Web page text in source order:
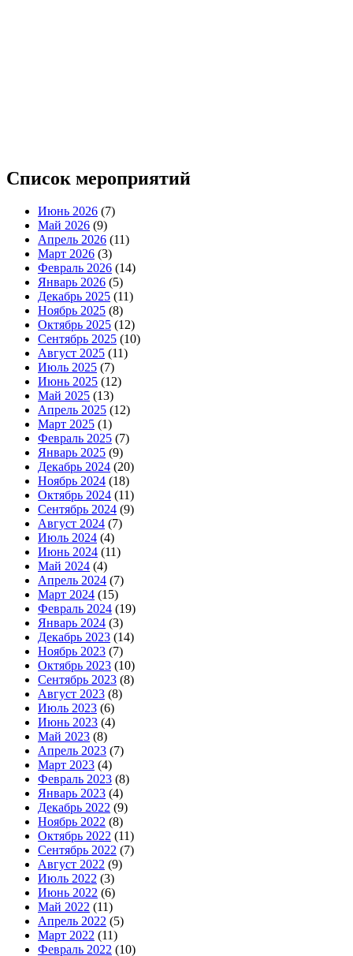
Список мероприятий
Июнь 2026 (7)
Май 2026 (9)
Апрель 2026 (11)
Март 2026 (3)
Февраль 2026 (14)
Январь 2026 (5)
Декабрь 2025 (11)
Ноябрь 2025 (8)
Октябрь 2025 (12)
Сентябрь 2025 (10)
Август 2025 (11)
Июль 2025 (7)
Июнь 2025 (12)
Май 2025 (13)
Апрель 2025 (12)
Март 2025 (1)
Февраль 2025 (7)
Январь 2025 (9)
Декабрь 2024 (20)
Ноябрь 2024 (18)
Октябрь 2024 (11)
Сентябрь 2024 (9)
Август 2024 (7)
Июль 2024 (4)
Июнь 2024 (11)
Май 2024 (4)
Апрель 2024 (7)
Март 2024 (15)
Февраль 2024 (19)
Январь 2024 (3)
Декабрь 2023 (14)
Ноябрь 2023 (7)
Октябрь 2023 (10)
Сентябрь 2023 (8)
Август 2023 (8)
Июль 2023 (6)
Июнь 2023 (4)
Май 2023 (8)
Апрель 2023 (7)
Март 2023 (4)
Февраль 2023 (8)
Январь 2023 (4)
Декабрь 2022 (9)
Ноябрь 2022 (8)
Октябрь 2022 (11)
Сентябрь 2022 (7)
Август 2022 (9)
Июль 2022 (3)
Июнь 2022 (6)
Май 2022 (11)
Апрель 2022 (5)
Март 2022 (11)
Февраль 2022 (10)